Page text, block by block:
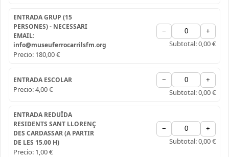
ENTRADA GRUP (15
PERSONES) - NECESSARI
EMAIL:
info@museuferrocarrilsfm.org
Precio: 180,00 €
− +
Subtotal:0,00 €
ENTRADA ESCOLAR
Precio:4,00 €
− +
Subtotal:0,00 €
ENTRADA REDUÏDA
RESIDENTS SANT LLORENÇ
DES CARDASSAR (A PARTIR
DE LES 15.00 H)
Precio: 1,00 €
− +
Subtotal:0,00 €